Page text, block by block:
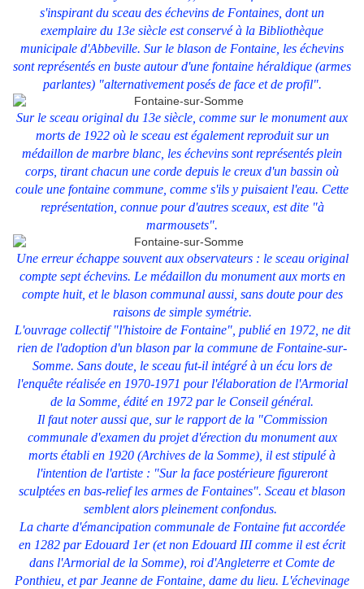
s'inspirant du sceau des échevins de Fontaines, dont un
exemplaire du 13e siècle est conservé à la Bibliothèque
municipale d'Abbeville. Sur le blason de Fontaine, les échevins
sont représentés en buste autour d'une fontaine héraldique (armes
parlantes) "alternativement posés de face et de profil".
Sur le sceau original du 13e siècle, comme sur le monument aux
morts de 1922 où le sceau est également reproduit sur un
médaillon de marbre blanc, les échevins sont représentés plein
corps, tirant chacun une corde depuis le creux d'un bassin où
coule une fontaine commune, comme s'ils y puisaient l'eau. Cette
représentation, connue pour d'autres sceaux, est dite "à
marmousets".
Une erreur échappe souvent aux observateurs : le sceau original
compte sept échevins. Le médaillon du monument aux morts en
compte huit, et le blason communal aussi, sans doute pour des
raisons de simple symétrie.
L'ouvrage collectif "l'histoire de Fontaine", publié en 1972, ne dit
rien de l'adoption d'un blason par la commune de Fontaine-sur-
Somme. Sans doute, le sceau fut-il intégré à un écu lors de
l'enquête réalisée en 1970-1971 pour l'élaboration de l'Armorial
de la Somme, édité en 1972 par le Conseil général.
Il faut noter aussi que, sur le rapport de la "Commission
communale d'examen du projet d'érection du monument aux
morts établi en 1920 (Archives de la Somme), il est stipulé à
l'intention de l'artiste : "Sur la face postérieure figureront
sculptées en bas-relief les armes de Fontaines". Sceau et blason
semblent alors pleinement confondus.
La charte d'émancipation communale de Fontaine fut accordée
en 1282 par Edouard 1er (et non Edouard III comme il est écrit
dans l'Armorial de la Somme), roi d'Angleterre et Comte de
Ponthieu, et par Jeanne de Fontaine, dame du lieu. L'échevinage